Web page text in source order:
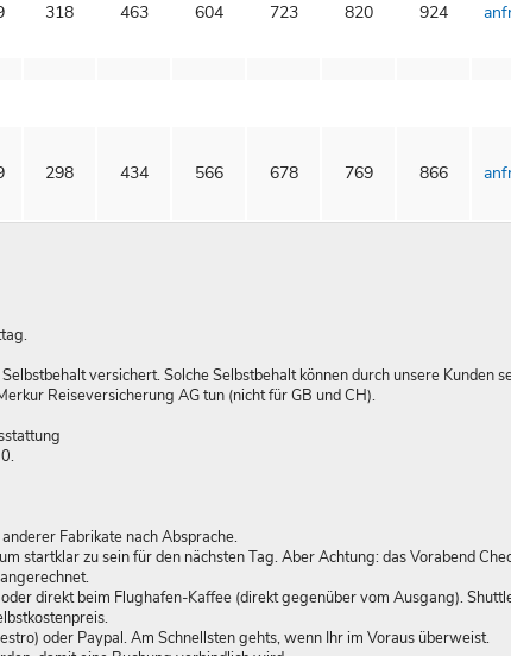
318 463 604 723 820 924
298 434 566 678 769 866
versichert. Solche Selbstbehalt können durch unsere Kunden
Reiseversicherung AG tun (nicht für GB und CH).
Fabrikate nach Absprache.
startklar zu sein für den nächsten Tag. Aber Achtung: das Vorabend
direkt beim Flughafen-Kaffee (direkt gegenüber vom Ausgang).
oder Paypal. Am Schnellsten gehts, wenn Ihr im Voraus überweist.